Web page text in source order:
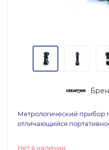
Метрологический прибор
отличающийся
Нет в наличии